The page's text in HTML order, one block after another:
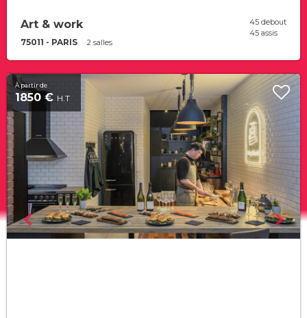
Art & work
75011 - PARIS 2 salles
45 debout
45 assis
À partir de
1850 € H.T